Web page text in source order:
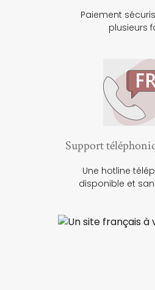
Paiement
plusieurs
Support
Une hotline
disponible et